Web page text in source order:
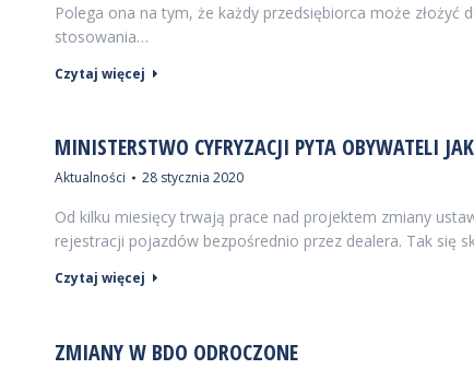
Polega ona na tym, że każdy przedsiębiorca może
stosowania…
Czytaj więcej
MINISTERSTWO CYFRYZACJI PYTA OBYWATELI
Aktualności 28 stycznia 2020
Od kilku miesięcy trwają prace nad projektem zmiany
rejestracji pojazdów bezpośrednio przez dealera. Tak się
Czytaj więcej
ZMIANY W BDO ODROCZONE